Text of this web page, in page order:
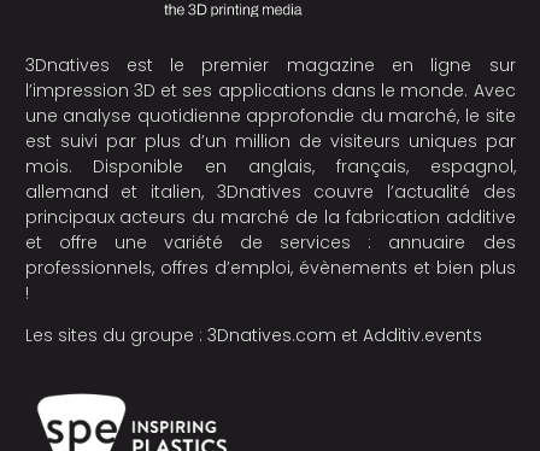
3Dnatives est le premier magazine en ligne sur
l’impression 3D et ses applications dans le monde. Avec
une analyse quotidienne approfondie du marché, le site
est suivi par plus d’un million de visiteurs uniques par
mois. Disponible en anglais, français, espagnol,
allemand et italien, 3Dnatives couvre l’actualité des
principaux acteurs du marché de la fabrication additive
et offre une variété de services : annuaire des
professionnels, offres d’emploi, évènements et bien plus
!
Les sites du groupe : 3Dnatives.com et Additiv.events